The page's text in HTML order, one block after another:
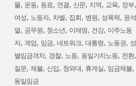
물, 운동, 동료, 연결, 신문, 지역, 교육, 정부,
여성, 노동자, 차별, 집회, 병원, 성폭력, 윤석
열, 공무원, 청소년, 이재명, 건강, 이주노동
자, 계엄, 임금, 네트워크, 대통령, 노동권, 성
별임금격차, 경찰, 노동, 동일가치노동, 전환,
질문, 체불, 신입, 청와대, 휴게실, 임금체불,
동일임금